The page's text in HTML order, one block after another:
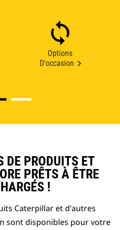
Options
D'occasion
DE PRODUITS ET
PRÊTS À ÊTRE
!
Caterpillar et d'autres
sont disponibles pour votre